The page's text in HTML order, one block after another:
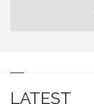
LATEST